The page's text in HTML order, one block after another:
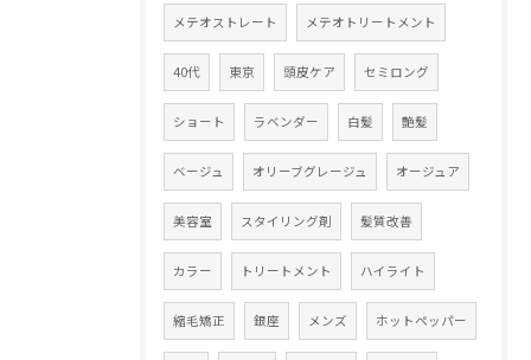
メテオストレート メテオトリートメント
40代 東京 頭皮ケア セミロング
ショート ラベンダー 白髪 艶髪
ベージュ オリーブグレージュ オージュア
美容室 スタイリング剤 髪質改善
カラー トリートメント ハイライト
縮毛矯正 銀座 メンズ ホットペッパー